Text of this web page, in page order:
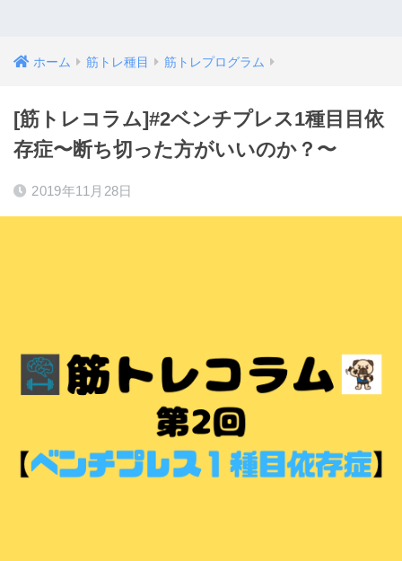
ホーム 筋トレ種目 筋トレプログラム
[筋トレコラム]#2ベンチプレス1種目目依
存症〜断ち切った方がいいのか？〜
2019年11月28日